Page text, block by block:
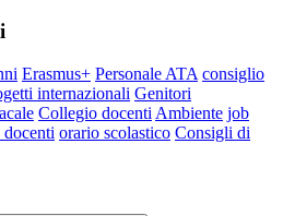
Erasmus+ Personale ATA consiglio
internazionali Genitori
Collegio docenti Ambiente job
orario scolastico Consigli di